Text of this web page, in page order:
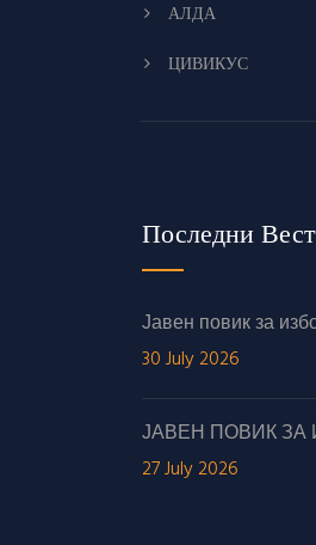
АЛДА
ЦИВИКУС
Последни
Јавен повик за
30 July 2026
ЈАВЕН ПОВИК
27 July 2026